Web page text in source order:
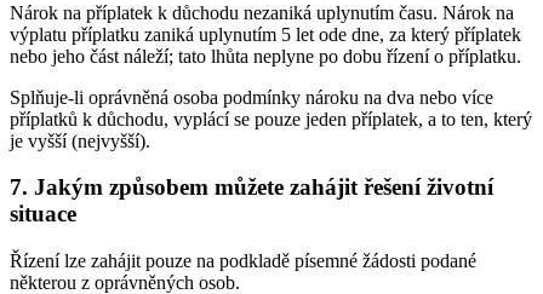
Nárok na příplatek k důchodu nezaniká uplynutím času. Nárok na
výplatu příplatku zaniká uplynutím 5 let ode dne, za který příplatek
nebo jeho část náleží; tato lhůta neplyne po dobu řízení o příplatku.
Splňuje-li oprávněná osoba podmínky nároku na dva nebo více
příplatků k důchodu, vyplácí se pouze jeden příplatek, a to ten, který
je vyšší (nejvyšší).
7. Jakým způsobem můžete zahájit řešení životní
situace
Řízení lze zahájit pouze na podkladě písemné žádosti podané
některou z oprávněných osob.